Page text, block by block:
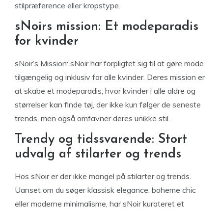
stilpræference eller kropstype.
sNoirs mission: Et modeparadis
for kvinder
sNoir’s Mission: sNoir har forpligtet sig til at gøre mode
tilgængelig og inklusiv for alle kvinder. Deres mission er
at skabe et modeparadis, hvor kvinder i alle aldre og
størrelser kan finde tøj, der ikke kun følger de seneste
trends, men også omfavner deres unikke stil.
Trendy og tidssvarende: Stort
udvalg af stilarter og trends
Hos sNoir er der ikke mangel på stilarter og trends.
Uanset om du søger klassisk elegance, boheme chic
eller moderne minimalisme, har sNoir kurateret et